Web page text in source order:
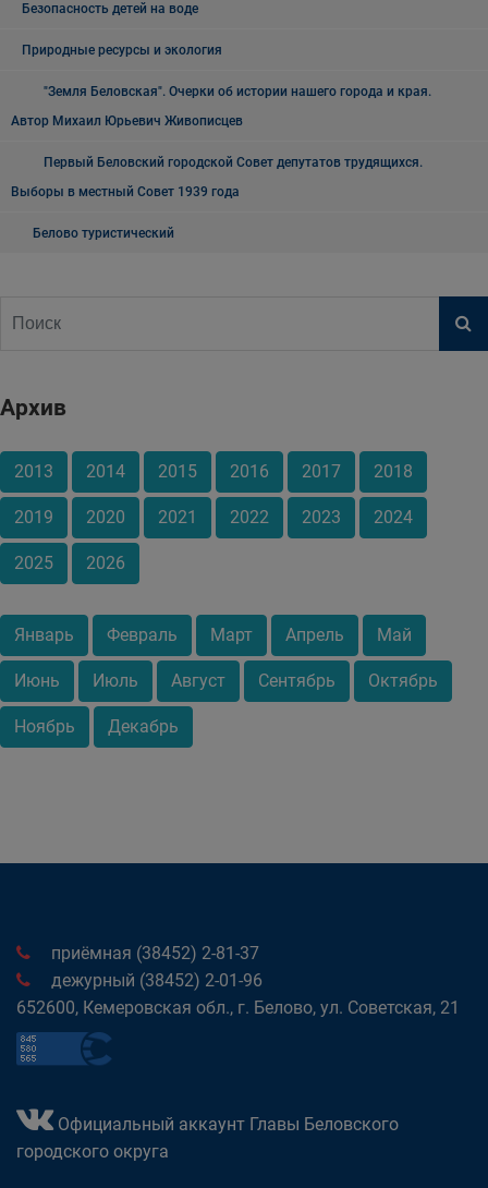
Безопасность детей на воде
Природные ресурсы и экология
"Земля Беловская". Очерки об истории нашего города и края.
Автор Михаил Юрьевич Живописцев
Первый Беловский городской Совет депутатов трудящихся.
Выборы в местный Совет 1939 года
Белово туристический
Архив
2013 2014 2015 2016 2017 2018
2019 2020 2021 2022 2023 2024
2025 2026
Январь Февраль Март Апрель Май
Июнь Июль Август Сентябрь Октябрь
Ноябрь Декабрь
приёмная (38452) 2-81-37
дежурный (38452) 2-01-96
652600, Кемеровская обл., г. Белово, ул. Советская, 21
Официальный аккаунт Главы Беловского
городского округа